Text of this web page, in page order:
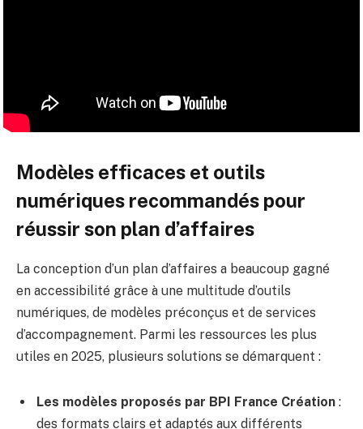
Modèles efficaces et outils
numériques recommandés pour
réussir son plan d’affaires
La conception d’un plan d’affaires a beaucoup gagné
en accessibilité grâce à une multitude d’outils
numériques, de modèles préconçus et de services
d’accompagnement. Parmi les ressources les plus
utiles en 2025, plusieurs solutions se démarquent :
Les modèles proposés par BPI France Création :
des formats clairs et adaptés aux différents